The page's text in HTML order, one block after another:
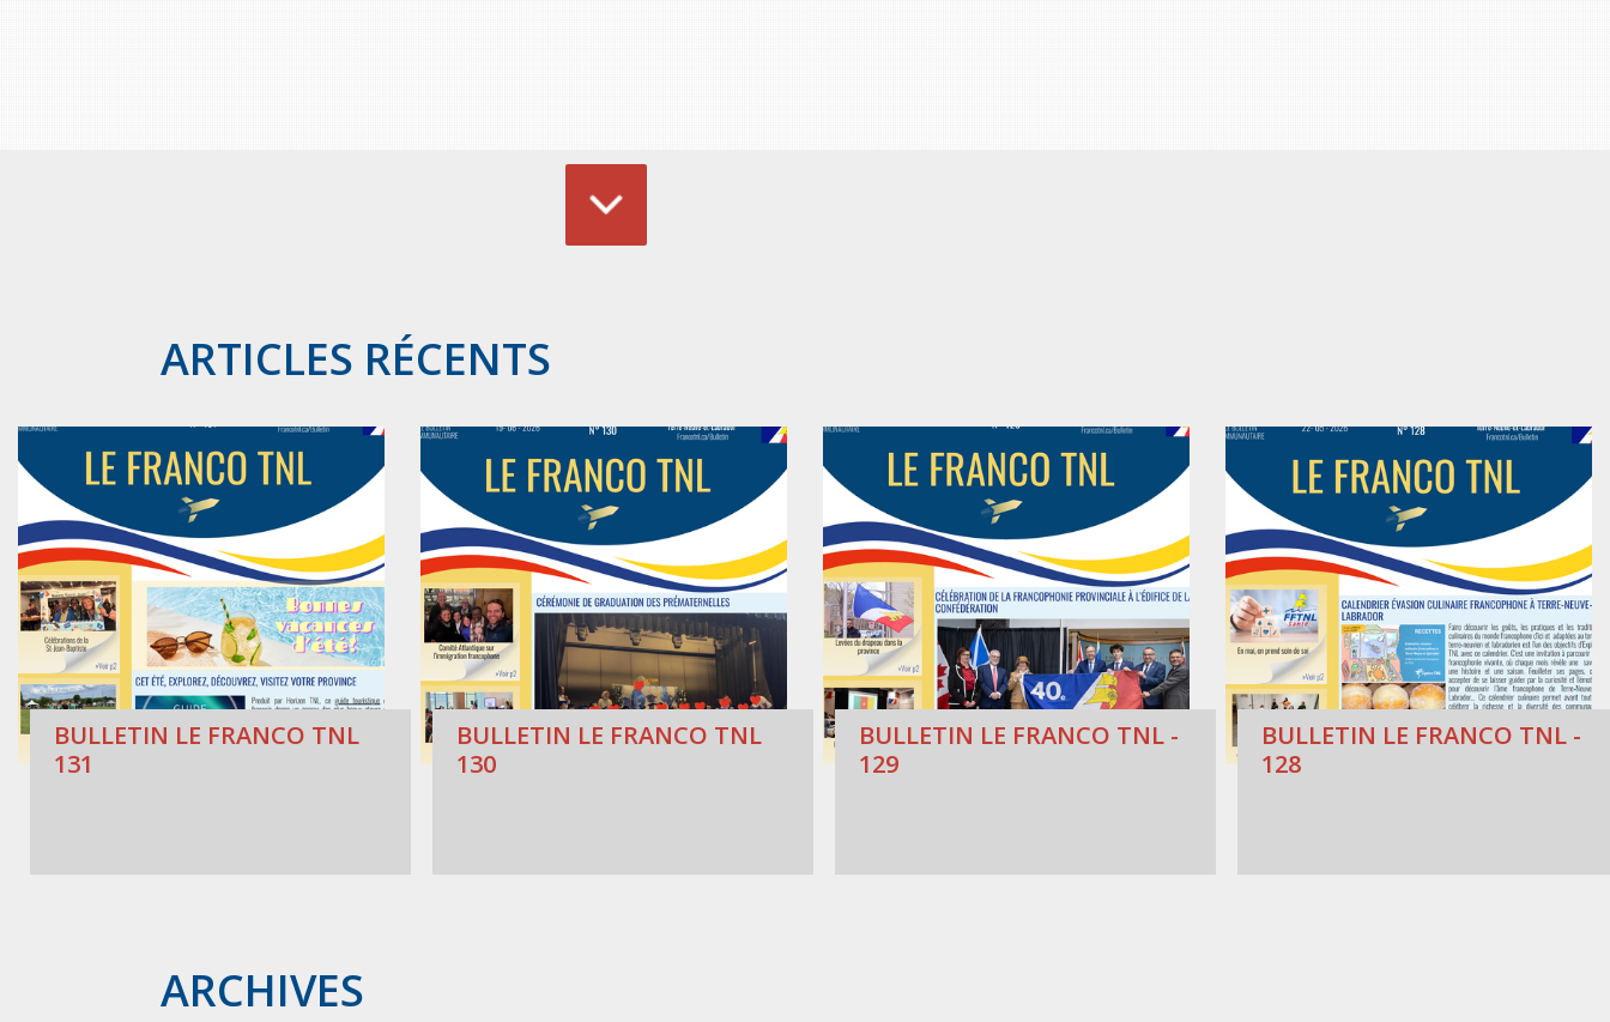
ARTICLES RÉCENTS
BULLETIN LE FRANCO TNL
131
BULLETIN LE FRANCO TNL
130
BULLETIN LE FRANCO TNL -
129
BULLETIN LE FRANCO TNL -
128
ARCHIVES